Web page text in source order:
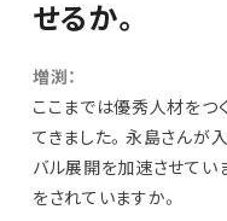
せるか。
増渕：
ここまでは優秀人材をつ
てきました。永島さんが
バル展開を加速させてい
をされていますか。